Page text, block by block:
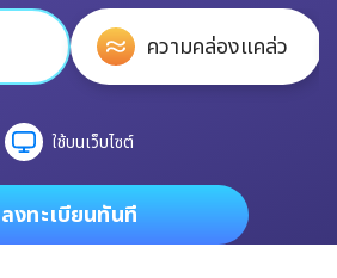
ความคล่องแคล่ว
ใช้บนเว็บไซต์
ลงทะเบียนทันที